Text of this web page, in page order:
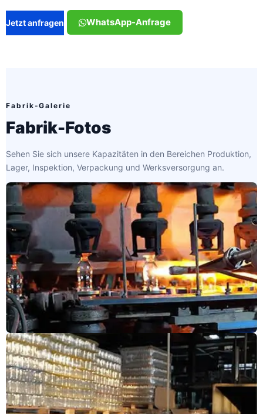
Jetzt anfragen WhatsApp-Anfrage
Fabrik-Galerie
Fabrik-Fotos
Sehen Sie sich unsere Kapazitäten in den Bereichen Produktion,
Lager, Inspektion, Verpackung und Werksversorgung an.